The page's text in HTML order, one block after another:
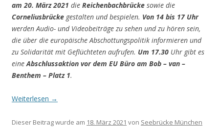
am 20. März 2021 die Reichenbachbrücke sowie die
Corneliusbrücke gestalten und bespielen. Von 14 bis 17 Uhr
werden Audio- und Videobeiträge zu sehen und zu hören sein,
die über die europäische Abschottungspolitik informieren und
zu Solidarität mit Geflüchteten aufrufen. Um 17.30 Uhr gibt es
eineAbschlussaktion vor dem EU Büro am Bob – van –
Benthem – Platz 1.
Weiterlesen →
Dieser Beitrag wurde am 18. März 2021 von Seebrücke München